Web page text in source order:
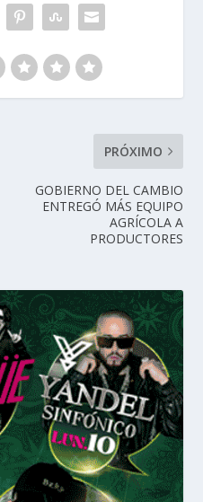
PRÓXIMO
GOBIERNO DEL CAMBIO
ENTREGÓ MÁS EQUIPO
AGRÍCOLA A
PRODUCTORES